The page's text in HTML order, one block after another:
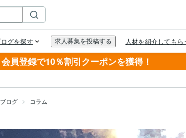
会員登録で10％割引クーポンを獲得！
ブログ コラム